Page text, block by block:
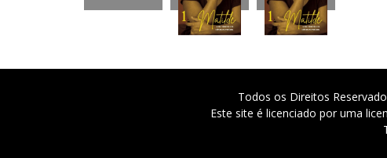
Todos os Direitos
Este site é licenciado por uma